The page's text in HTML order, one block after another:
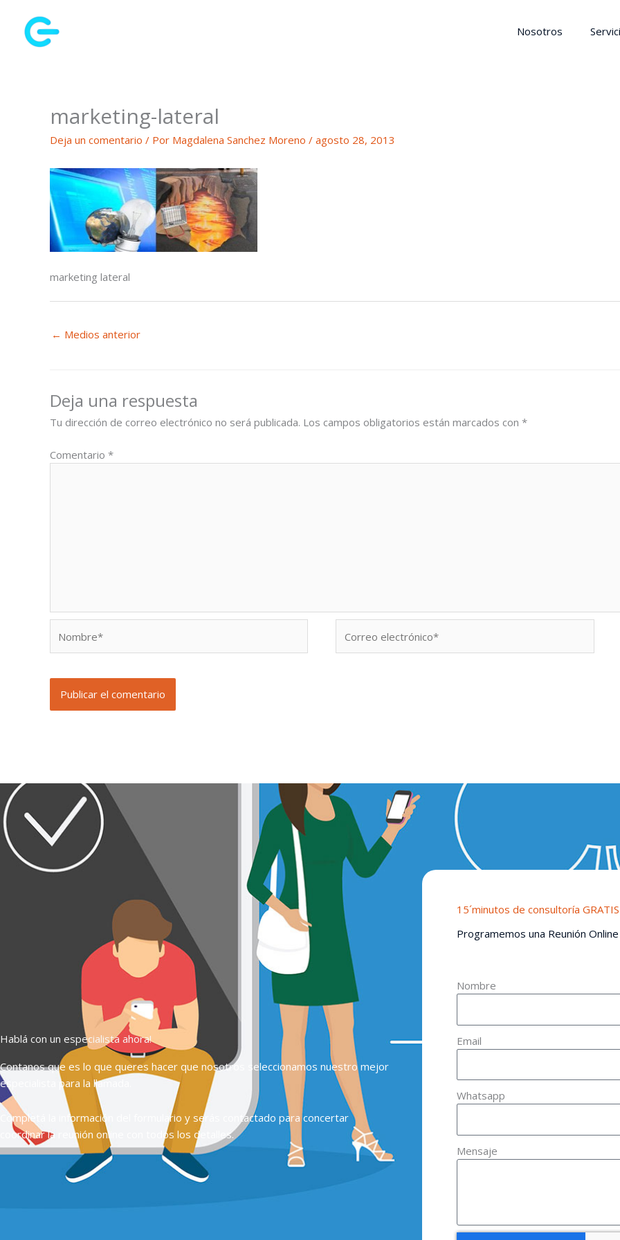
contenido
Nosotros
marketing-lateral
Deja un comentario / Por Magdalena Sanchez Moreno / agosto 28, 2013
marketing lateral
← Medios anterior
Deja una respuesta
Tu dirección de correo electrónico no será publicada. Los campos obligatorios están marcados con *
Comentario *
electrónico*
Hablá con un especialista ahora!
Contanos que es lo que queres hacer que nosotros seleccionamos nuestro mejor
especialista para la llamada.
Completá la información del formulario y serás contactado para concertar
coordinar la reunión online con todos los detalles.
15´minutos de consultoría GRATIS
Programemos una Reunión Online
Nombre
Email
Whatsapp
Mensaje